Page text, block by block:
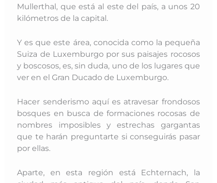
Mullerthal, que está al este del país, a unos 20
kilómetros de la capital.
Y es que este área, conocida como la pequeña
Suiza de Luxemburgo por sus paisajes rocosos
y boscosos, es, sin duda, uno de los lugares que
ver en el Gran Ducado de Luxemburgo.
Hacer senderismo aquí es atravesar frondosos
bosques en busca de formaciones rocosas de
nombres imposibles y estrechas gargantas
que te harán preguntarte si conseguirás pasar
por ellas.
Aparte, en esta región está Echternach, la